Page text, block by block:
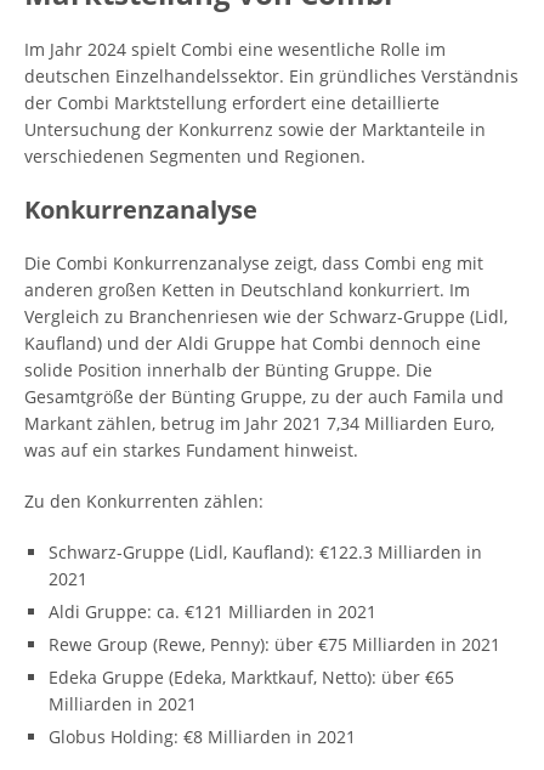
Im Jahr 2024 spielt Combi eine wesentliche Rolle im
deutschen Einzelhandelssektor. Ein gründliches Verständnis
der Combi Marktstellung erfordert eine detaillierte
Untersuchung der Konkurrenz sowie der Marktanteile in
verschiedenen Segmenten und Regionen.
Konkurrenzanalyse
Die Combi Konkurrenzanalyse zeigt, dass Combi eng mit
anderen großen Ketten in Deutschland konkurriert. Im
Vergleich zu Branchenriesen wie der Schwarz-Gruppe (Lidl,
Kaufland) und der Aldi Gruppe hat Combi dennoch eine
solide Position innerhalb der Bünting Gruppe. Die
Gesamtgröße der Bünting Gruppe, zu der auch Famila und
Markant zählen, betrug im Jahr 2021 7,34 Milliarden Euro,
was auf ein starkes Fundament hinweist.
Zu den Konkurrenten zählen:
Schwarz-Gruppe (Lidl, Kaufland): €122.3 Milliarden in
2021
Aldi Gruppe: ca. €121 Milliarden in 2021
Rewe Group (Rewe, Penny): über €75 Milliarden in 2021
Edeka Gruppe (Edeka, Marktkauf, Netto): über €65
Milliarden in 2021
Globus Holding: €8 Milliarden in 2021